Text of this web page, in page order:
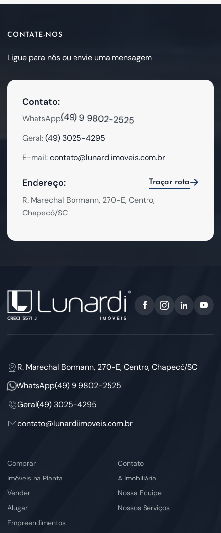
CONTATE-NOS
Ligue para nós ou envie uma mensagem
Contato:
WhatsApp:(49) 9 9802-2525
Geral:(49) 3025-4295
E-mail:contato@lunardiimoveis.com.br
Endereço: Traçar rota
R. Marechal Bormann, 270-E, Centro,
Chapecó/SC
R. Marechal Bormann, 270-E, Centro, Chapecó/SC
WhatsApp(49) 9 9802-2525
Geral(49) 3025-4295
contato@lunardiimoveis.com.br
Comprar
Imóveis na Planta
Vender
Alugar
Empreendimentos
Contato
A Imobiliária
Nossa Equipe
Nossos Serviços